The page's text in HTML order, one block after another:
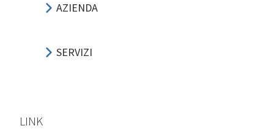
AZIENDA
SERVIZI
LINK